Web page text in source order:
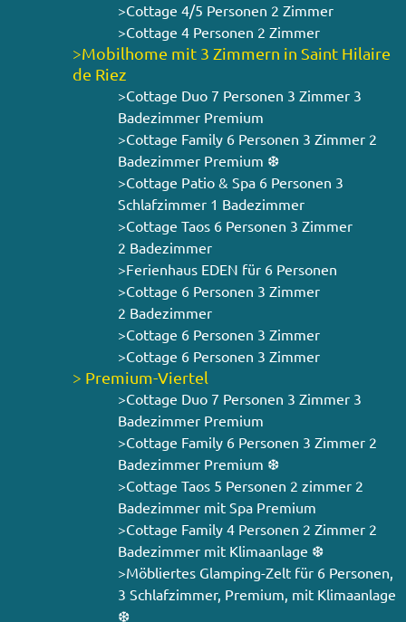
>Cottage 4/5 Personen 2 Zimmer
>Cottage 4 Personen 2 Zimmer
>Mobilhome mit 3 Zimmern in Saint Hilaire
de Riez
>Cottage Duo 7 Personen 3 Zimmer 3
Badezimmer Premium
>Cottage Family 6 Personen 3 Zimmer 2
Badezimmer Premium ❆
>Cottage Patio & Spa 6 Personen 3
Schlafzimmer 1 Badezimmer
>Cottage Taos 6 Personen 3 Zimmer
2 Badezimmer
>Ferienhaus EDEN für 6 Personen
>Cottage 6 Personen 3 Zimmer
2 Badezimmer
>Cottage 6 Personen 3 Zimmer
>Cottage 6 Personen 3 Zimmer
> Premium-Viertel
>Cottage Duo 7 Personen 3 Zimmer 3
Badezimmer Premium
>Cottage Family 6 Personen 3 Zimmer 2
Badezimmer Premium ❆
>Cottage Taos 5 Personen 2 zimmer 2
Badezimmer mit Spa Premium
>Cottage Family 4 Personen 2 Zimmer 2
Badezimmer mit Klimaanlage ❆
>Möbliertes Glamping-Zelt für 6 Personen,
3 Schlafzimmer, Premium, mit Klimaanlage
❆